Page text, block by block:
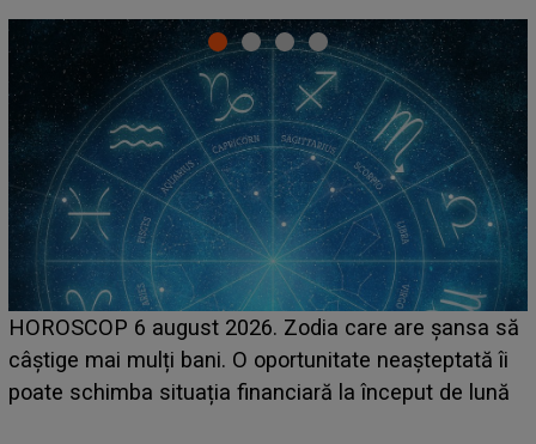
2026. Zodia care are șansa să
bani. O oportunitate neașteptată îi
financiară la început de lună
LINE-UP
care deschid
așteptate